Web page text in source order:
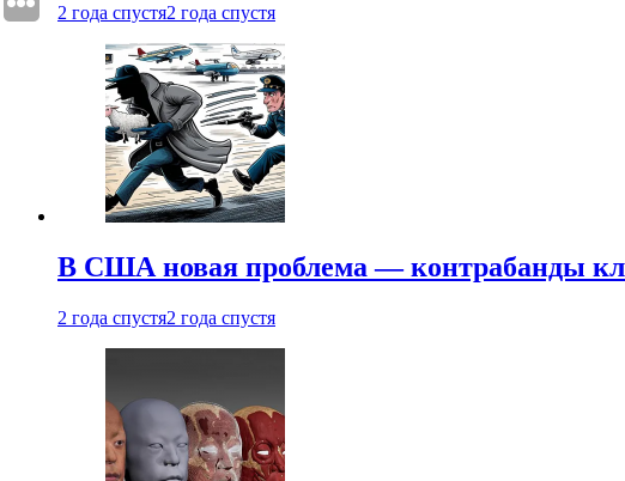
2 года спустя2 года спустя
В США новая проблема — контрабанды
2 года спустя2 года спустя